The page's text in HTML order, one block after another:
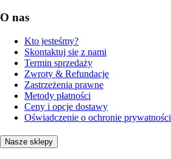
O nas
Kto jesteśmy?
Skontaktuj się z nami
Termin sprzedaży
Zwroty & Refundacje
Zastrzeżenia prawne
Metody płatności
Ceny i opcje dostawy
Oświadczenie o ochronie prywatności
Nasze sklepy